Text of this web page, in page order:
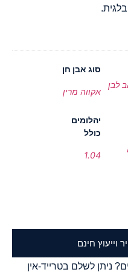
לבן
סוג אבן חן
אקווה מרין
יהלומים
כולל
1.04
חינם
ניתן לשלם בטרייד-אין